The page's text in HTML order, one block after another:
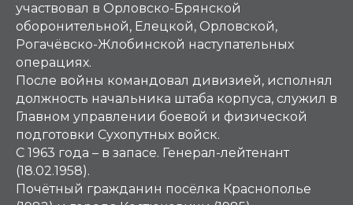
участвовал в Орловско-Брянской
оборонительной, Елецкой, Орловской,
Рогачёвско-Жлобинской наступательных
операциях.
После войны командовал дивизией, исполнял
должность начальника штаба корпуса, служил в
Главном управлении боевой и физической
подготовки Сухопутных войск.
С 1963 года – в запасе. Генерал-лейтенант
(18.02.1958).
Почётный гражданин посёлка Краснополье